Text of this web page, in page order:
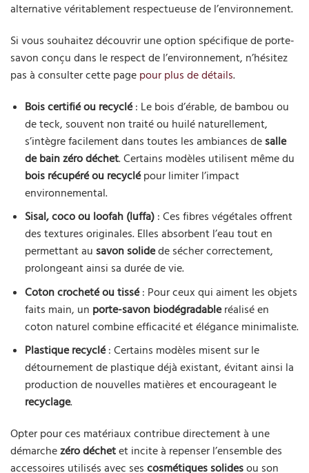
alternative véritablement respectueuse de l’environnement.
Si vous souhaitez découvrir une option spécifique de porte-
savon conçu dans le respect de l’environnement, n’hésitez
pas à consulter cette page pour plus de détails.
Bois certifié ou recyclé: Le bois d’érable, de bambou ou
de teck, souvent non traité ou huilé naturellement,
s’intègre facilement dans toutes les ambiances de salle
de bain zéro déchet. Certains modèles utilisent même du
bois récupéré ou recyclépour limiter l’impact
environnemental.
Sisal, coco ou loofah (luffa): Ces fibres végétales offrent
des textures originales. Elles absorbent l’eau tout en
permettant au savon solidede sécher correctement,
prolongeant ainsi sa durée de vie.
Coton crocheté ou tissé: Pour ceux qui aiment les objets
faits main, un porte-savon biodégradableréalisé en
coton naturel combine efficacité et élégance minimaliste.
Plastique recyclé: Certains modèles misent sur le
détournement de plastique déjà existant, évitant ainsi la
production de nouvelles matières et encourageant le
recyclage.
Opter pour ces matériaux contribue directement à une
démarchezéro déchetet incite à repenser l’ensemble des
accessoires utilisés avec ses cosmétiques solidesou son